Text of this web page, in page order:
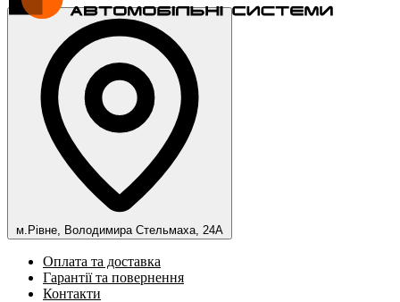
м.Рівне, Володимира Стельмаха, 24А
Оплата та доставка
Гарантії та повернення
Контакти